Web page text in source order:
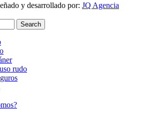
y desarrollado por: JQ Agencia
Search
rudo